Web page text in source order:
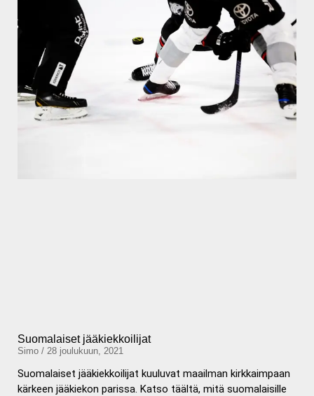
Suomalaiset jääkiekkoilijat
Simo 28 joulukuun, 2021
Suomalaiset jääkiekkoilijat kuuluvat maailman kirkkaimpaan
kärkeen jääkiekon parissa. Katso täältä, mitä suomalaisille